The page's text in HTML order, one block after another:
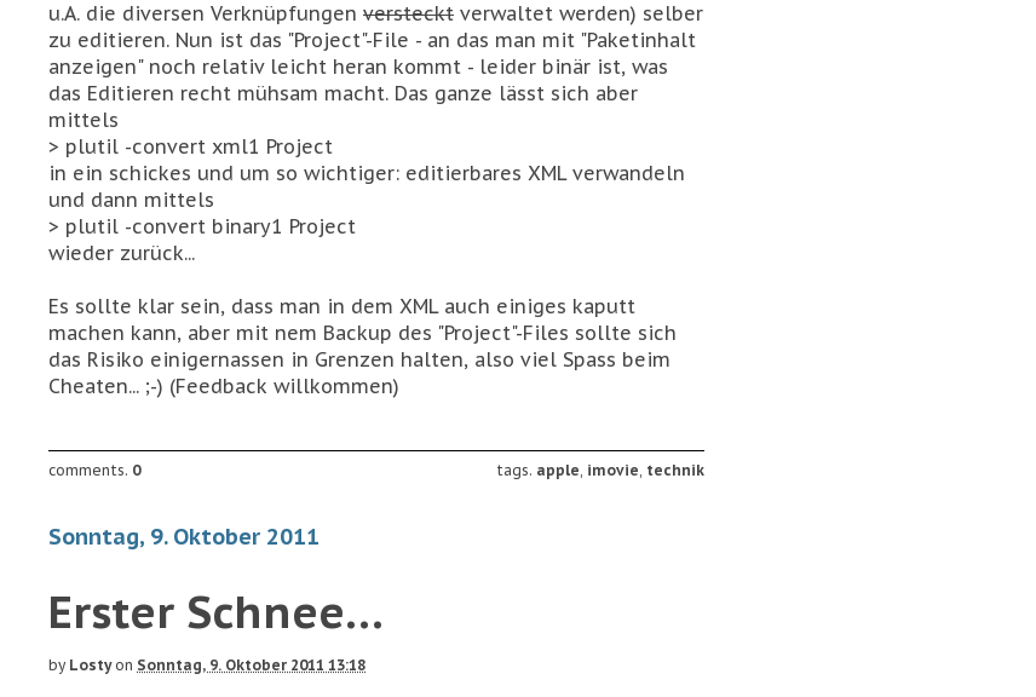
u.A. die diversen Verknüpfungen versteckt verwaltet werden) selber
zu editieren. Nun ist das "Project"-File - an das man mit "Paketinhalt
anzeigen" noch relativ leicht heran kommt - leider binär ist, was
das Editieren recht mühsam macht. Das ganze lässt sich aber
mittels
> plutil -convert xml1 Project
in ein schickes und um so wichtiger: editierbares XML verwandeln
und dann mittels
> plutil -convert binary1 Project
wieder zurück...
Es sollte klar sein, dass man in dem XML auch einiges kaputt
machen kann, aber mit nem Backup des "Project"-Files sollte sich
das Risiko einigernassen in Grenzen halten, also viel Spass beim
Cheaten... ;-) (Feedback willkommen)
comments. 0 tags. apple, imovie, technik
Sonntag, 9. Oktober 2011
Erster Schnee...
by Losty on Sonntag, 9. Oktober 2011 13:18